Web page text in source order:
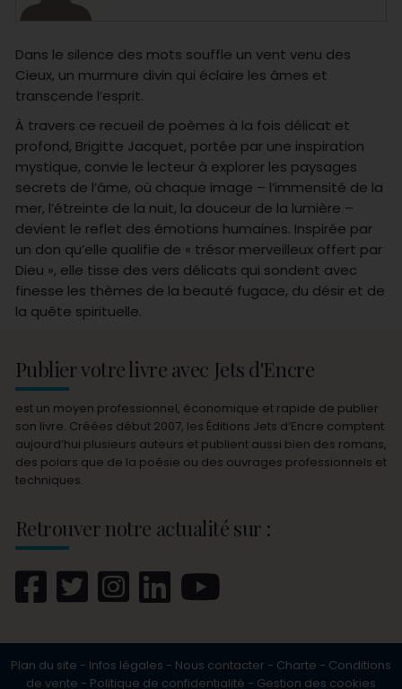
Dans le silence des mots souffle un vent venu des
Cieux, un murmure divin qui éclaire les âmes et
transcende l’esprit.
À travers ce recueil de poèmes à la fois délicat et
profond, Brigitte Jacquet, portée par une inspiration
mystique, convie le lecteur à explorer les paysages
secrets de l’âme, où chaque image – l’immensité de la
mer, l’étreinte de la nuit, la douceur de la lumière –
devient le reflet des émotions humaines. Inspirée par
un don qu’elle qualifie de « trésor merveilleux offert par
Dieu », elle tisse des vers délicats qui sondent avec
finesse les thèmes de la beauté fugace, du désir et de
la quête spirituelle.
Publier votre livre avec Jets d'Encre
est un moyen professionnel, économique et rapide de publier
son livre. Créées début 2007, les Éditions Jets d’Encre comptent
aujourd’hui plusieurs auteurs et publient aussi bien des romans,
des polars que de la poésie ou des ouvrages professionnels et
techniques.
Retrouver notre actualité sur :
Plan du site - Infos légales - Nous contacter - Charte - Conditions
de vente - Politique de confidentialité - Gestion des cookies